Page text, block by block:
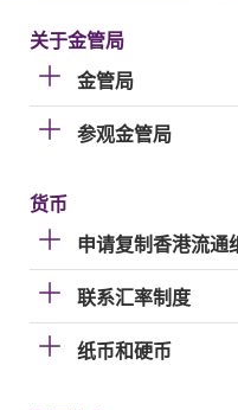
关于金管局
金管局
参观金管局
货币
申请复制香港流通
联系汇率制度
纸币和硬币